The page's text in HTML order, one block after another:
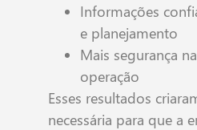
Informações
e planejamento
Mais segurança
operação
Esses resultados
necessária para que a